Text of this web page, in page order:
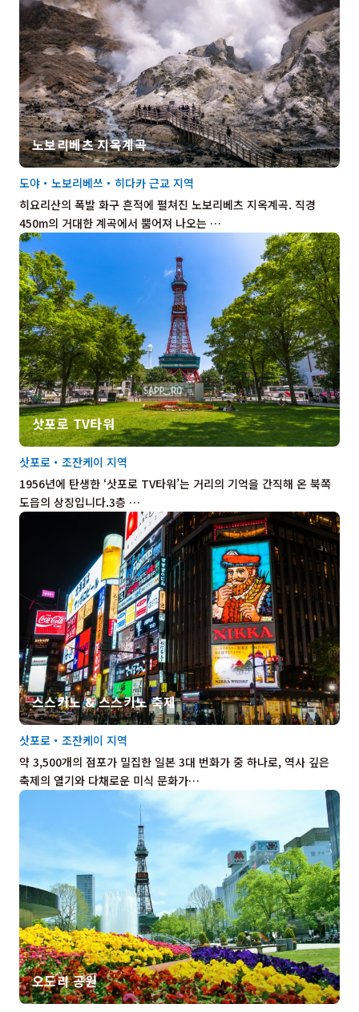
노보리베츠 지옥계곡
히요리산의 폭발 화구 흔적에 펼쳐진 노보리베츠 지옥계곡. 직경
450m의 거대한 계곡에서 뿜어져 나오는 …
도야・노보리베쓰・히다카 근교 지역
삿포로 TV타워
1956년에 탄생한 ‘삿포로 TV타워’는 거리의 기억을 간직해 온 북쪽
도읍의 상징입니다.3층 …
삿포로・조잔케이 지역
스스키노 & 스스키노 축제
약 3,500개의 점포가 밀집한 일본 3대 번화가 중 하나로, 역사 깊은
축제의 열기와 다채로운 미식 문화가…
삿포로・조잔케이 지역
오도리 공원